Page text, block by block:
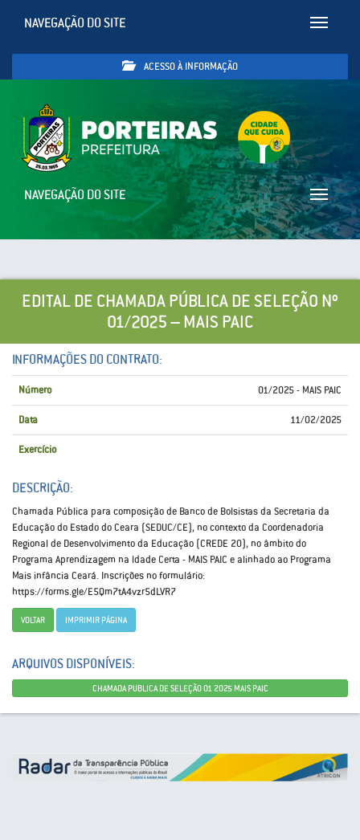
Toggle
NAVEGAÇÃO DO SITE
ACESSO À INFORMAÇÃO
Toggle
NAVEGAÇÃO DO SITE
EDITAL DE CHAMADA PÚBLICA DE SELEÇÃO Nº
01/2025 – MAIS PAIC
INFORMAÇÕES DO CONTRATO:
Número 01/2025 - MAIS PAIC
Data 11/02/2025
Exercício
DESCRIÇÃO:
Chamada Pública para composição de Banco de Bolsistas da Secretaria da
Educação do Estado do Ceara (SEDUC/CE), no contexto da Coordenadoria
Regional de Desenvolvimento da Educação (CREDE 20), no âmbito do
Programa Aprendizagem na ldade Certa - MAIS PAIC e alinhado ao Programa
Mais infância Ceará. Inscrições no formulário:
https://forms.gle/E5Qm7tA4vzr5dLVR7
VOLTAR IMPRIMIR PÁGINA
ARQUIVOS DISPONÍVEIS:
CHAMADA PUBLICA DE SELEÇÃO 01 2025 MAIS PAIC